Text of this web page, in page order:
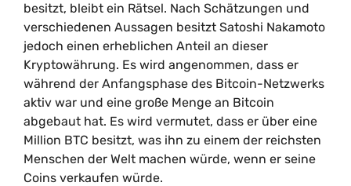
besitzt, bleibt ein Rätsel. Nach Schätzungen und
verschiedenen Aussagen besitzt Satoshi Nakamoto
jedoch einen erheblichen Anteil an dieser
Kryptowährung. Es wird angenommen, dass er
während der Anfangsphase des Bitcoin-Netzwerks
aktiv war und eine große Menge an Bitcoin
abgebaut hat. Es wird vermutet, dass er über eine
Million BTC besitzt, was ihn zu einem der reichsten
Menschen der Welt machen würde, wenn er seine
Coins verkaufen würde.